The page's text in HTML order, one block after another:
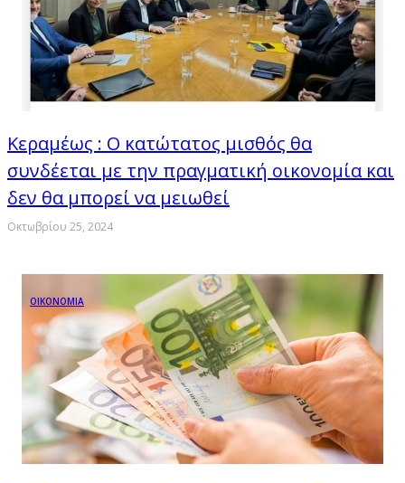
Κεραμέως : Ο κατώτατος μισθός θα
συνδέεται με την πραγματική οικονομία και
δεν θα μπορεί να μειωθεί
Οκτωβρίου 25, 2024
ΟΙΚΟΝΟΜΙΑ